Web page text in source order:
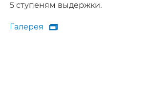
5 ступеням выдержки.
Галерея
Галерея
